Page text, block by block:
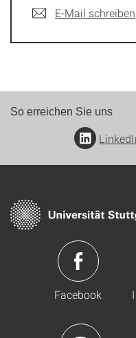
E-Mail schreiben
So erreichen Sie uns
Facebook